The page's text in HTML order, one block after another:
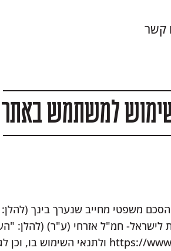
קשר
למשתמש באתר
משפטי מחייב שנערך בינך
לישראל- חמ"ל אזרחי (ע"ר) (להלן:
https:// ולתנאי השימוש בו, וכן